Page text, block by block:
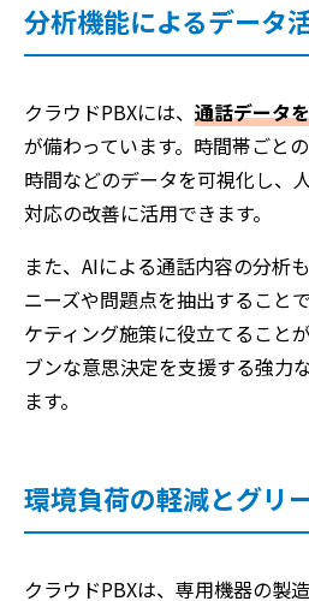
分析機能によるデータ
クラウドPBXには、 通話データ
が備わっています。時間帯ごと
時間などのデータを可視化し、
対応の改善に活用できます。
また、AIによる通話内容の分析
ニーズや問題点を抽出すること
ケティング施策に役立てること
ブンな意思決定を支援する強力
ます。
環境負荷の軽減とグリ
クラウドPBXは、専用機器の製